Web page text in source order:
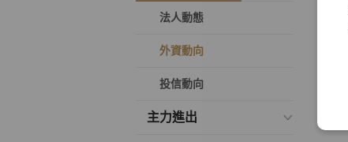
法人動態
外資動向
投信動向
主力進出